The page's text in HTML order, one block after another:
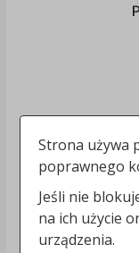
Strona używa
poprawnego
Jeśli nie
na ich użycie
urządzenia.